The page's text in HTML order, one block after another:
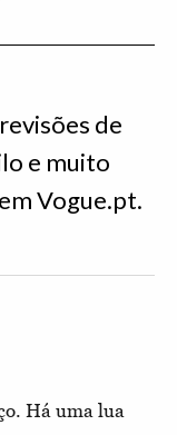
de
e muito
Vogue.pt.
Há uma lua